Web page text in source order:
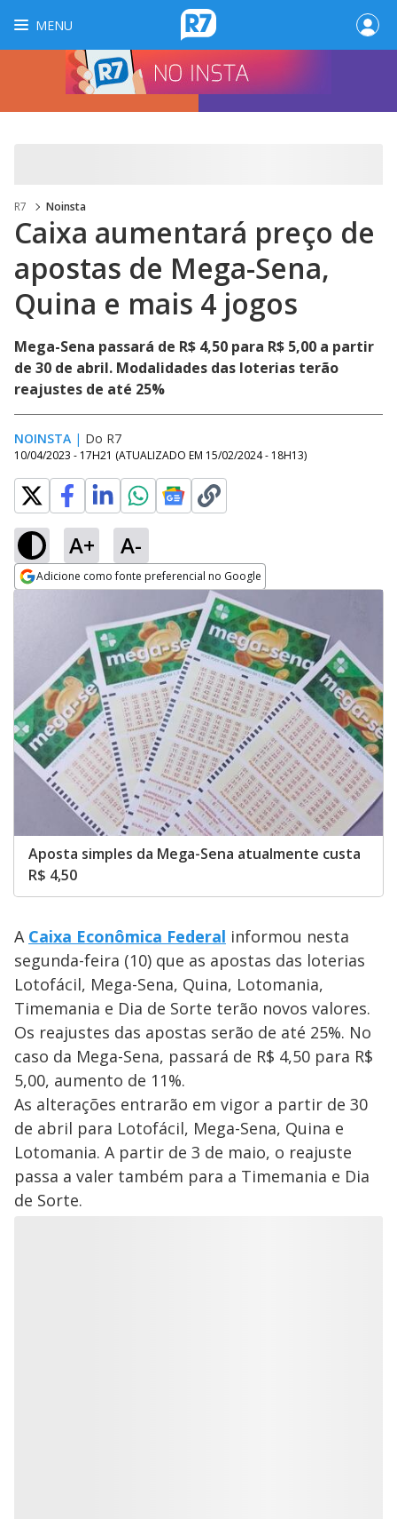
MENU
R7 Noinsta
Caixa aumentará preço de
apostas de Mega-Sena,
Quina e mais 4 jogos
Mega-Sena passará de R$ 4,50 para R$ 5,00 a partir
de 30 de abril. Modalidades das loterias terão
reajustes de até 25%
NOINSTA | Do R7
10/04/2023 - 17H21 (ATUALIZADO EM 15/02/2024 - 18H13)
A+ A-
Adicione como fonte preferencial no Google
Aposta simples da Mega-Sena atualmente custa
R$ 4,50
A Caixa Econômica Federal informou nesta
segunda-feira (10) que as apostas das loterias
Lotofácil, Mega-Sena, Quina, Lotomania,
Timemania e Dia de Sorte terão novos valores.
Os reajustes das apostas serão de até 25%. No
caso da Mega-Sena, passará de R$ 4,50 para R$
5,00, aumento de 11%.
As alterações entrarão em vigor a partir de 30
de abril para Lotofácil, Mega-Sena, Quina e
Lotomania. A partir de 3 de maio, o reajuste
passa a valer também para a Timemania e Dia
de Sorte.